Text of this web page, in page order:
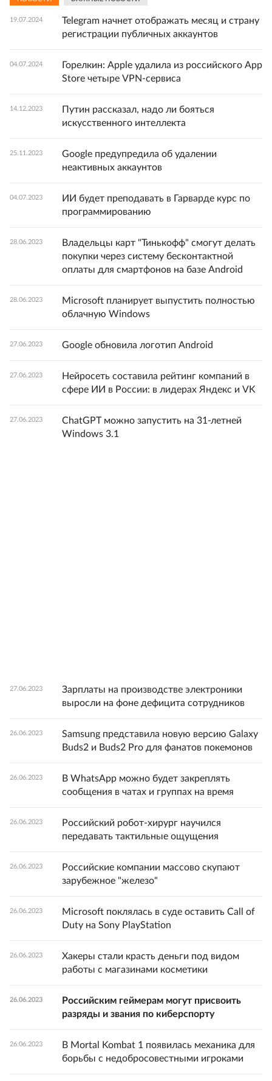
19.07.2024
Telegram начнет отображать месяц и страну
регистрации публичных аккаунтов
04.07.2024
Горелкин: Apple удалила из российского App
Store четыре VPN-сервиса
14.12.2023
Путин рассказал, надо ли бояться
искусственного интеллекта
25.11.2023
Google предупредила об удалении
неактивных аккаунтов
04.07.2023
ИИ будет преподавать в Гарварде курс по
программированию
28.06.2023
Владельцы карт "Тинькофф" смогут делать
покупки через систему бесконтактной
оплаты для смартфонов на базе Android
28.06.2023
Microsoft планирует выпустить полностью
облачную Windows
27.06.2023 Google обновила логотип Android
27.06.2023
Нейросеть составила рейтинг компаний в
сфере ИИ в России: в лидерах Яндекс и VK
27.06.2023
ChatGPT можно запустить на 31-летней
Windows 3.1
27.06.2023
Зарплаты на производстве электроники
выросли на фоне дефицита сотрудников
26.06.2023
Samsung представила новую версию Galaxy
Buds2 и Buds2 Pro для фанатов покемонов
26.06.2023
В WhatsApp можно будет закреплять
сообщения в чатах и группах на время
26.06.2023
Российский робот-хирург научился
передавать тактильные ощущения
26.06.2023
Российские компании массово скупают
зарубежное "железо"
26.06.2023
Microsoft поклялась в суде оставить Call of
Duty на Sony PlayStation
26.06.2023
Хакеры стали красть деньги под видом
работы с магазинами косметики
26.06.2023
Российским геймерам могут присвоить
разряды и звания по киберспорту
26.06.2023
В Mortal Kombat 1 появилась механика для
борьбы с недобросовестными игроками